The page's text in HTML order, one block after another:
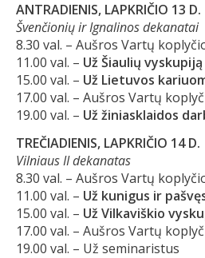
ANTRADIENIS, LAPKRIČIO 13 D.
Švenčionių ir Ignalinos dekanatai
8.30 val. – Aušros Vartų
11.00 val. – Už Šiaulių vyskupiją
15.00 val. – Už Lietuvos
17.00 val. – Aušros Vartų
19.00 val. – Už žiniasklaidos
TREČIADIENIS, LAPKRIČIO 14 D.
Vilniaus II dekanatas
8.30 val. – Aušros Vartų
11.00 val. – Už kunigus ir
15.00 val. – Už Vilkaviškio
17.00 val. – Aušros Vartų
19.00 val. – Už seminaristus